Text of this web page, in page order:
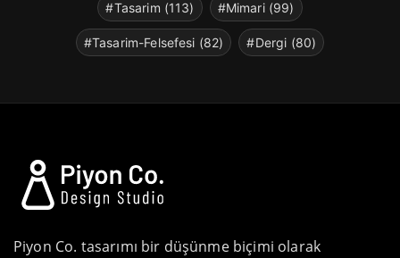
#Tasarim (113) #Mimari (99)
#Tasarim-Felsefesi (82) #Dergi (80)
Piyon Co. tasarımı bir düşünme biçimi olarak